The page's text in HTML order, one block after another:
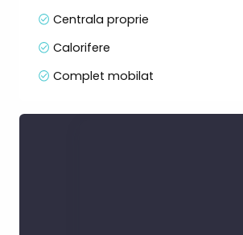
Centrala proprie
Calorifere
Complet mobilat